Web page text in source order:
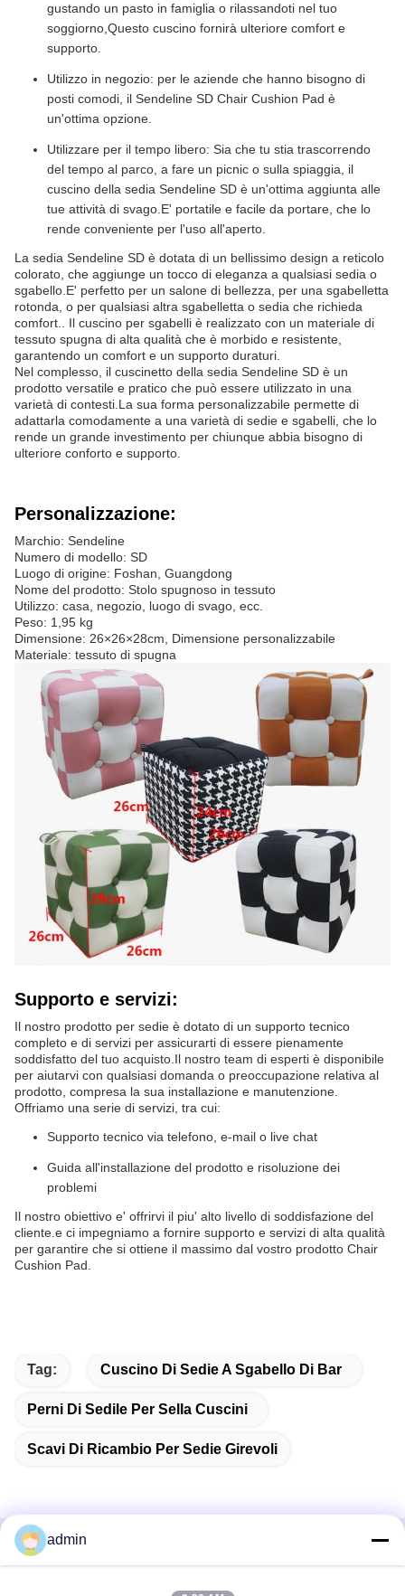
gustando un pasto in famiglia o rilassandoti nel tuo
soggiorno,Questo cuscino fornirà ulteriore comfort e
supporto.
Utilizzo in negozio: per le aziende che hanno bisogno di
posti comodi, il Sendeline SD Chair Cushion Pad è
un'ottima opzione.
Utilizzare per il tempo libero: Sia che tu stia trascorrendo
del tempo al parco, a fare un picnic o sulla spiaggia, il
cuscino della sedia Sendeline SD è un'ottima aggiunta alle
tue attività di svago.E' portatile e facile da portare, che lo
rende conveniente per l'uso all'aperto.
La sedia Sendeline SD è dotata di un bellissimo design a reticolo
colorato, che aggiunge un tocco di eleganza a qualsiasi sedia o
sgabello.E' perfetto per un salone di bellezza, per una sgabelletta
rotonda, o per qualsiasi altra sgabelletta o sedia che richieda
comfort.. Il cuscino per sgabelli è realizzato con un materiale di
tessuto spugna di alta qualità che è morbido e resistente,
garantendo un comfort e un supporto duraturi.
Nel complesso, il cuscinetto della sedia Sendeline SD è un
prodotto versatile e pratico che può essere utilizzato in una
varietà di contesti.La sua forma personalizzabile permette di
adattarla comodamente a una varietà di sedie e sgabelli, che lo
rende un grande investimento per chiunque abbia bisogno di
ulteriore conforto e supporto.
Personalizzazione:
Marchio: Sendeline
Numero di modello: SD
Luogo di origine: Foshan, Guangdong
Nome del prodotto: Stolo spugnoso in tessuto
Utilizzo: casa, negozio, luogo di svago, ecc.
Peso: 1,95 kg
Dimensione: 26×26×28cm, Dimensione personalizzabile
Materiale: tessuto di spugna
Supporto e servizi:
Il nostro prodotto per sedie è dotato di un supporto tecnico
completo e di servizi per assicurarti di essere pienamente
soddisfatto del tuo acquisto.Il nostro team di esperti è disponibile
per aiutarvi con qualsiasi domanda o preoccupazione relativa al
prodotto, compresa la sua installazione e manutenzione.
Offriamo una serie di servizi, tra cui:
Supporto tecnico via telefono, e-mail o live chat
Guida all'installazione del prodotto e risoluzione dei
problemi
Il nostro obiettivo e' offrirvi il piu' alto livello di soddisfazione del
cliente.e ci impegniamo a fornire supporto e servizi di alta qualità
per garantire che si ottiene il massimo dal vostro prodotto Chair
Cushion Pad.
Tag: Cuscino Di Sedie A Sgabello Di Bar
Perni Di Sedile Per Sella Cuscini
Scavi Di Ricambio Per Sedie Girevoli
Contatto rapido
admin